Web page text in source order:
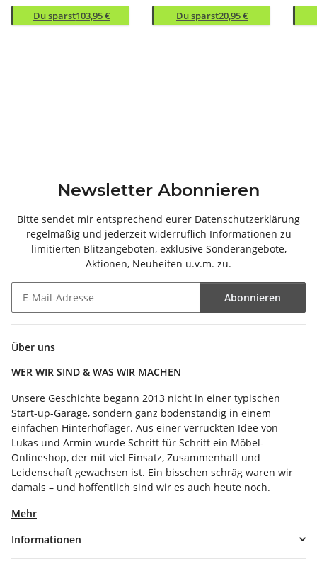
Du sparst103,95 € Du sparst20,95 €
Newsletter Abonnieren
Bitte sendet mir entsprechend eurer Datenschutzerklärung
regelmäßig und jederzeit widerruflich Informationen zu
limitierten Blitzangeboten, exklusive Sonderangebote,
Aktionen, Neuheiten u.v.m. zu.
Abonnieren
Über uns
WER WIR SIND & WAS WIR MACHEN
Unsere Geschichte begann 2013 nicht in einer typischen
Start-up-Garage, sondern ganz bodenständig in einem
einfachen Hinterhoflager. Aus einer verrückten Idee von
Lukas und Armin wurde Schritt für Schritt ein Möbel-
Onlineshop, der mit viel Einsatz, Zusammenhalt und
Leidenschaft gewachsen ist. Ein bisschen schräg waren wir
damals – und hoffentlich sind wir es auch heute noch.
Mehr
Informationen